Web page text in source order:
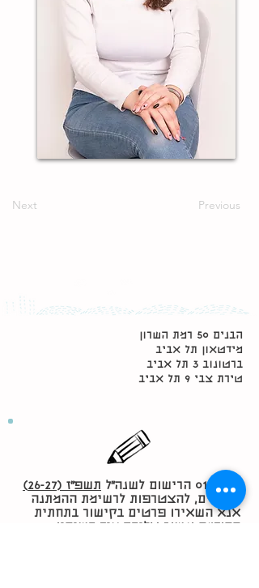
Next Previous
הבנים 50 רמת השרון
מידטאון תל אביב
ברטונוב 3 תל אביב
טירת צבי 9 תל אביב
01/06/26 הרישום לשנה״ל
תשפ״ז (26-27)
הסתיים, להצטרפות לרשימת ההמתנה
אנא השאירו פרטים בקישור בתחתית
ההודעה ונשוב אליכם מיד כשיהיו